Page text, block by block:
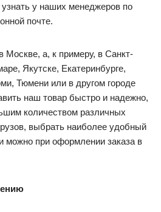
у наших менеджеров по
почте.
Москве, а, к примеру, в Санкт-
Якутске, Екатеринбурге,
Тюмени или в другом городе
наш товар быстро и надежно,
количеством различных
выбрать наиболее удобный
можно при оформлении заказа в